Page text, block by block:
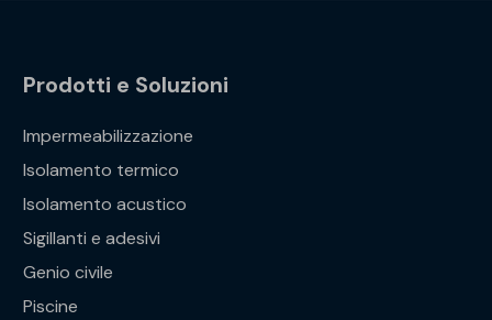
Prodotti e Soluzioni
Impermeabilizzazione
Isolamento termico
Isolamento acustico
Sigillanti e adesivi
Genio civile
Piscine